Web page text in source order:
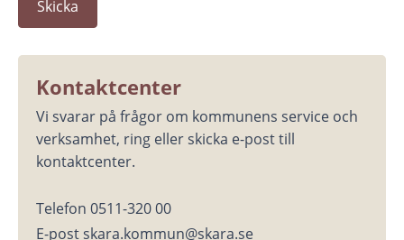
Kontaktcenter
Vi svarar på frågor om kommunens service och
verksamhet, ring eller skicka e-post till
kontaktcenter.
Telefon 0511-320 00
E-post skara.kommun@skara.se